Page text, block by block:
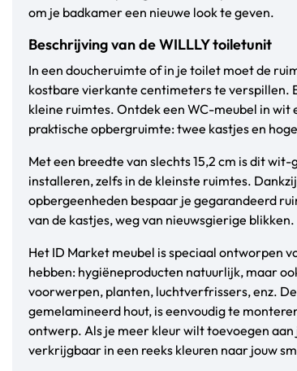
om je badkamer een nieuwe look te geven.
Beschrijving van de WILLLY toiletunit
In een doucheruimte of in je toilet moet de
kostbare vierkante centimeters te verspillen.
kleine ruimtes. Ontdek een WC-meubel in
praktische opbergruimte: twee kastjes en
Met een breedte van slechts 15,2 cm is dit
installeren, zelfs in de kleinste ruimtes.
opbergeenheden bespaar je gegarandeerd
van de kastjes, weg van nieuwsgierige blikken.
Het ID Market meubel is speciaal ontworpen
hebben: hygiëneproducten natuurlijk, maar
voorwerpen, planten, luchtverfrissers, enz.
gemelamineerd hout, is eenvoudig te
ontwerp. Als je meer kleur wilt toevoegen
verkrijgbaar in een reeks kleuren naar jouw